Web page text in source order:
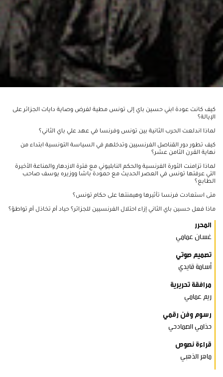
المحرر
غسان عمامي
تصميم صوتي
أسامة قايدي
مرافقة تحريرية
ريم عمامي
رسوم وفن رقمي
حذامي الصمادحي
قراءة نصوص
ماهر الذهبي
كيف كانت عودة ابني حسين باي إلى تونس مطية لفرض وصاية دايات الجزائر على
الإيالة؟
لماذا اندلعت الحرب الثانية بين تونس وفرنسا في عهد علي باي الثاني؟
كيف تطور دور القناصل الفرنسيين وتدخلهم في السياسة التونسية ابتداء من
نهاية القرن الثامن عشر؟
لماذا تزامنت الثورة الفرنسية والحكم النابليوني مع فترة الازدهار والمناعة الأخيرة
التي عرفتها تونس في العصر الحديث مع حمودة باشا ووزيره يوسف صاحب
الطابع؟
متى استعادت فرنسا تأثيرها وهيمنتها على حكام تونس؟
ماذا فعل حسين باي الثاني إزاء احتلال الفرنسيين للجزائر؟ حياد أم تخاذل أم تواطؤ؟